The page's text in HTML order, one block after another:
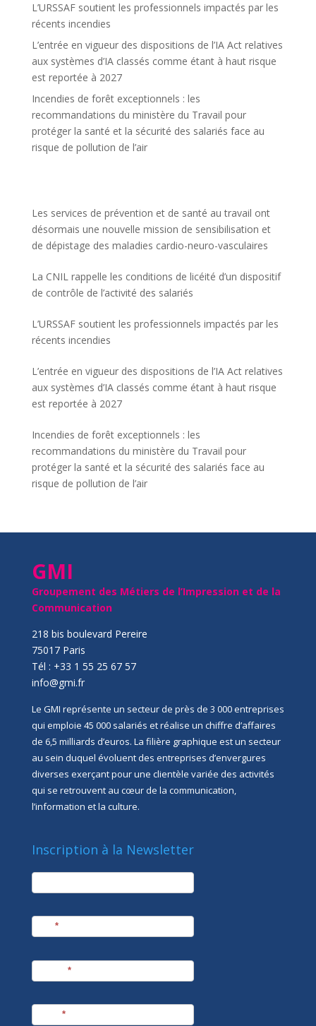
L’URSSAF soutient les professionnels impactés par les
récents incendies
L’entrée en vigueur des dispositions de l’IA Act relatives
aux systèmes d’IA classés comme étant à haut risque
est reportée à 2027
Incendies de forêt exceptionnels : les
recommandations du ministère du Travail pour
protéger la santé et la sécurité des salariés face au
risque de pollution de l’air
Les services de prévention et de santé au travail ont
désormais une nouvelle mission de sensibilisation et
de dépistage des maladies cardio-neuro-vasculaires
La CNIL rappelle les conditions de licéité d’un dispositif
de contrôle de l’activité des salariés
L’URSSAF soutient les professionnels impactés par les
récents incendies
L’entrée en vigueur des dispositions de l’IA Act relatives
aux systèmes d’IA classés comme étant à haut risque
est reportée à 2027
Incendies de forêt exceptionnels : les
recommandations du ministère du Travail pour
protéger la santé et la sécurité des salariés face au
risque de pollution de l’air
GMI
Groupement des Métiers de l’Impression et de la
Communication
218 bis boulevard Pereire
75017 Paris
Tél : +33 1 55 25 67 57
info@gmi.fr
Le GMI représente un secteur de près de 3 000 entreprises
qui emploie 45 000 salariés et réalise un chiffre d’affaires
de 6,5 milliards d’euros. La filière graphique est un secteur
au sein duquel évoluent des entreprises d’envergures
diverses exerçant pour une clientèle variée des activités
qui se retrouvent au cœur de la communication,
l’information et la culture.
Inscription à la Newsletter
newsletter
*
*
*